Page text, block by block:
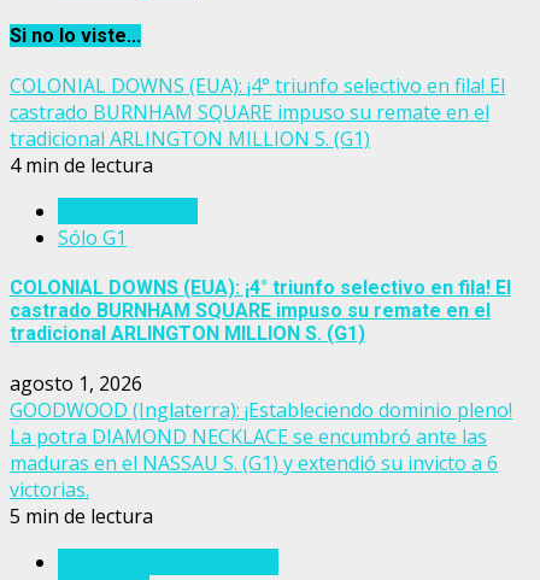
Si no lo viste...
COLONIAL DOWNS (EUA): ¡4° triunfo selectivo en fila! El
castrado BURNHAM SQUARE impuso su remate en el
tradicional ARLINGTON MILLION S. (G1)
4 min de lectura
Sólo G1
COLONIAL DOWNS (EUA): ¡4° triunfo selectivo en fila! El
castrado BURNHAM SQUARE impuso su remate en el
tradicional ARLINGTON MILLION S. (G1)
agosto 1, 2026
GOODWOOD (Inglaterra): ¡Estableciendo dominio pleno!
La potra DIAMOND NECKLACE se encumbró ante las
maduras en el NASSAU S. (G1) y extendió su invicto a 6
victorias.
5 min de lectura